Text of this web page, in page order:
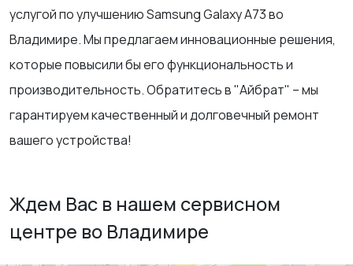
услугой по улучшению Samsung Galaxy A73 во
Владимире. Мы предлагаем инновационные решения,
которые повысили бы его функциональность и
производительность. Обратитесь в "Айбрат" – мы
гарантируем качественный и долговечный ремонт
вашего устройства!
Ждем Вас в нашем сервисном
центре во Владимире